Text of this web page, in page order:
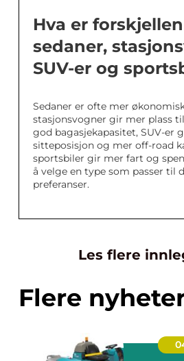
Hva er
sedaner,
SUV-er og
Sedaner er ofte mer
stasjonsvogner gir mer plass
god bagasjekapasitet, SUV-er
sitteposisjon og mer off-road
sportsbiler gir mer fart og
å velge en type som passer til
preferanser.
Les flere
Flere